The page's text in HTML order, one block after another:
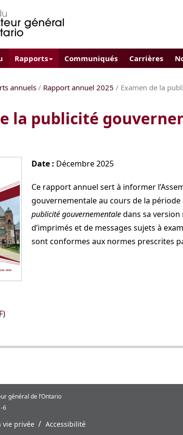
Rapports Communiqués Carrières
annuels / Rapport annuel 2025 / Examen de la
la publicité
Date : Décembre 2025
Ce rapport annuel sert à informer
gouvernementale au cours de la
publicité gouvernementaledans sa version
d’imprimés et de messages sujets à
sont conformes aux normes prescrites
général de l’Ontario
6
vie privée / Accessibilité